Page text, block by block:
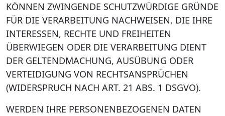
KÖNNEN ZWINGENDE SCHUTZWÜRDIGE GRÜNDE
FÜR DIE VERARBEITUNG NACHWEISEN, DIE IHRE
INTERESSEN, RECHTE UND FREIHEITEN
ÜBERWIEGEN ODER DIE VERARBEITUNG DIENT
DER GELTENDMACHUNG, AUSÜBUNG ODER
VERTEIDIGUNG VON RECHTSANSPRÜCHEN
(WIDERSPRUCH NACH ART. 21 ABS. 1 DSGVO).
WERDEN IHRE PERSONENBEZOGENEN DATEN